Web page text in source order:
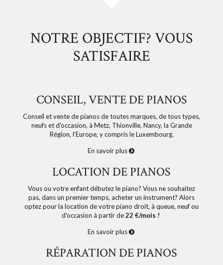
NOTRE OBJECTIF? VOUS
SATISFAIRE
CONSEIL, VENTE DE PIANOS
Conseil et vente de pianos de toutes marques, de tous types,
neufs et d'occasion, à Metz, Thionville, Nancy, la Grande
Région, l'Europe, y compris le Luxembourg.
En savoir plus
LOCATION DE PIANOS
Vous ou votre enfant débutez le piano? Vous ne souhaitez
pas, dans un premier temps, acheter un instrument? Alors
optez pour la location de votre piano droit, à queue, neuf ou
d'occasion à partir de22 €/mois !
En savoir plus
RÉPARATION DE PIANOS